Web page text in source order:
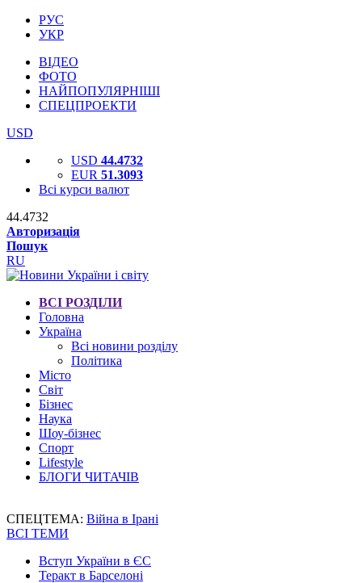
РУС
УКР
ВІДЕО
ФОТО
НАЙПОПУЛЯРНІШІ
СПЕЦПРОЕКТИ
USD
USD 44.4732
EUR 51.3093
Всі курси валют
44.4732
Авторизація
Пошук
RU
ВСІ РОЗДІЛИ
Головна
Україна
Всі новини розділу
Політика
Місто
Світ
Бізнес
Наука
Шоу-бізнес
Спорт
Lifestyle
БЛОГИ ЧИТАЧІВ
СПЕЦТЕМА: Війна в Ірані
ВСІ ТЕМИ
Вступ України в ЄС
Теракт в Барселоні